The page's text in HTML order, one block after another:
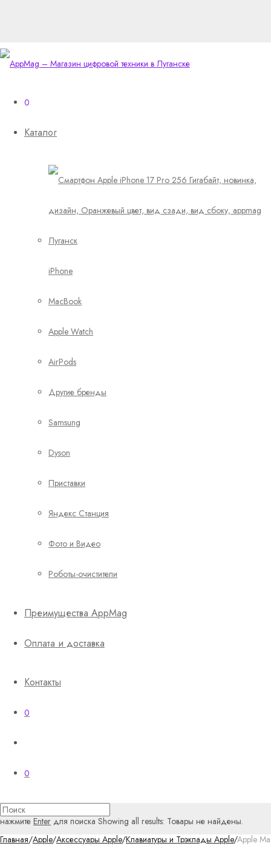
0
Каталог
iPhone
MacBook
Apple Watch
AirPods
Другие бренды
Samsung
Dyson
Приставки
Яндекс Станция
Фото и Видео
Роботы-очистители
Преимущества AppMag
Оплата и доставка
Контакты
0
0
нажмите Enter для поиска Showing all results: Товары не найдены.
Главная/Apple/Аксессуары Apple/Клавиатуры и Трэкпады Apple/Apple